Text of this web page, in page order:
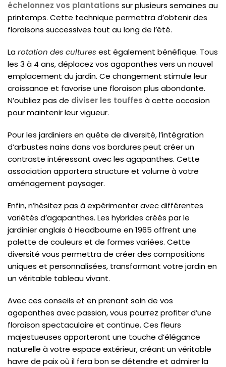
échelonnez vos plantations sur plusieurs semaines au
printemps. Cette technique permettra d’obtenir des
floraisons successives tout au long de l’été.
Larotation des cultures est également bénéfique. Tous
les 3 à 4 ans, déplacez vos agapanthes vers un nouvel
emplacement du jardin. Ce changement stimule leur
croissance et favorise une floraison plus abondante.
N’oubliez pas de diviser les touffes à cette occasion
pour maintenir leur vigueur.
Pour les jardiniers en quête de diversité, l’intégration
d’arbustes nains dans vos bordures peut créer un
contraste intéressant avec les agapanthes. Cette
association apportera structure et volume à votre
aménagement paysager.
Enfin, n’hésitez pas à expérimenter avec différentes
variétés d’agapanthes. Les hybrides créés par le
jardinier anglais à Headbourne en 1965 offrent une
palette de couleurs et de formes variées. Cette
diversité vous permettra de créer des compositions
uniques et personnalisées, transformant votre jardin en
un véritable tableau vivant.
Avec ces conseils et en prenant soin de vos
agapanthes avec passion, vous pourrez profiter d’une
floraison spectaculaire et continue. Ces fleurs
majestueuses apporteront une touche d’élégance
naturelle à votre espace extérieur, créant un véritable
havre de paix où il fera bon se détendre et admirer la